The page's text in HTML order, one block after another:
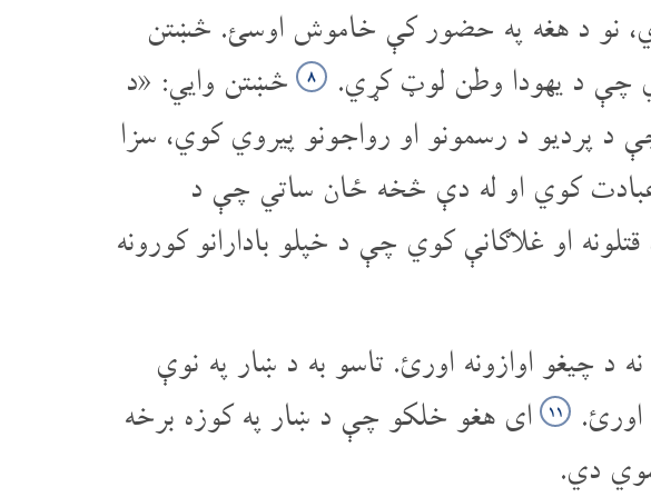
نو د هغه په حضور کې خاموش اوسئ. څښتن
چې د یهودا وطن لوټ کړي.
۸
څښتن وایي: «د
د پردیو د رسمونو او رواجونو پیروي کوي، سزا
کوي او له دې څخه ځان ساتي چې د
او غلاګانې کوي چې د خپلو بادارانو کورونه
د چیغو اوازونه اورئ. تاسو به د ښار په نوې
اورئ.
۱۱
ای هغو خلکو چې د ښار په کوزه برخه
دي.